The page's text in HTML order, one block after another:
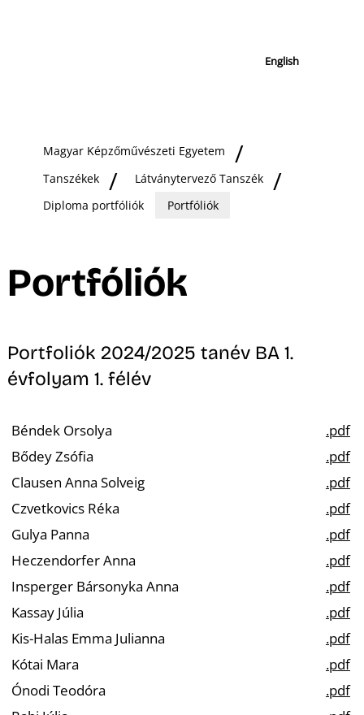
English
Magyar Képzőművészeti Egyetem
Tanszékek
Látványtervező Tanszék
Diploma portfóliók
Portfóliók
Portfóliók
Portfoliók 2024/2025 tanév BA 1.
évfolyam 1. félév
Béndek Orsolya
.pdf
Bődey Zsófia
.pdf
Clausen Anna Solveig
.pdf
Czvetkovics Réka
.pdf
Gulya Panna
.pdf
Heczendorfer Anna
.pdf
Insperger Bársonyka Anna
.pdf
Kassay Júlia
.pdf
Kis-Halas Emma Julianna
.pdf
Kótai Mara
.pdf
Ónodi Teodóra
.pdf